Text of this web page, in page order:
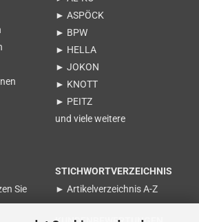
► ASPÖCK
► BPW
► HELLA
► JOKON
► KNOTT
► PEITZ
und viele weitere
Sie
STICHWORTVERZEICHNIS
► Artikelverzeichnis A-Z